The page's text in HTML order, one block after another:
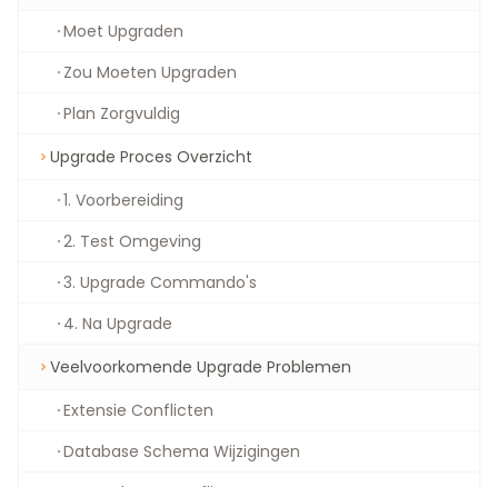
Moet Upgraden
Zou Moeten Upgraden
Plan Zorgvuldig
Upgrade Proces Overzicht
1. Voorbereiding
2. Test Omgeving
3. Upgrade Commando's
4. Na Upgrade
Veelvoorkomende Upgrade Problemen
Extensie Conflicten
Database Schema Wijzigingen